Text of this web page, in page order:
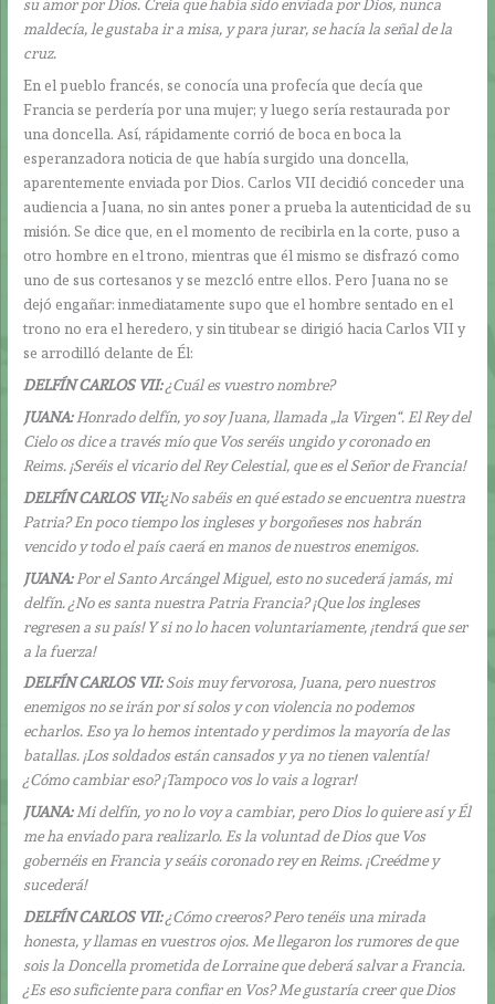
su amor por Dios. Creía que había sido enviada por Dios, nunca
maldecía, le gustaba ir a misa, y para jurar, se hacía la señal de la
cruz.
En el pueblo francés, se conocía una profecía que decía que
Francia se perdería por una mujer; y luego sería restaurada por
una doncella. Así, rápidamente corrió de boca en boca la
esperanzadora noticia de que había surgido una doncella,
aparentemente enviada por Dios. Carlos VII decidió conceder una
audiencia a Juana, no sin antes poner a prueba la autenticidad de su
misión. Se dice que, en el momento de recibirla en la corte, puso a
otro hombre en el trono, mientras que él mismo se disfrazó como
uno de sus cortesanos y se mezcló entre ellos. Pero Juana no se
dejó engañar: inmediatamente supo que el hombre sentado en el
trono no era el heredero, y sin titubear se dirigió hacia Carlos VII y
se arrodilló delante de Él:
DELFÍN CARLOS VII:¿Cuál es vuestro nombre?
JUANA:Honrado delfín, yo soy Juana, llamada „la Virgen“. El Rey del
Cielo os dice a través mío que Vos seréis ungido y coronado en
Reims. ¡Seréis el vicario del Rey Celestial, que es el Señor de Francia!
DELFÍN CARLOS VII:¿No sabéis en qué estado se encuentra nuestra
Patria? En poco tiempo los ingleses y borgoñeses nos habrán
vencido y todo el país caerá en manos de nuestros enemigos.
JUANA:Por el Santo Arcángel Miguel, esto no sucederá jamás, mi
delfín. ¿No es santa nuestra Patria Francia? ¡Que los ingleses
regresen a su país! Y si no lo hacen voluntariamente, ¡tendrá que ser
a la fuerza!
DELFÍN CARLOS VII:Sois muy fervorosa, Juana, pero nuestros
enemigos no se irán por sí solos y con violencia no podemos
echarlos. Eso ya lo hemos intentado y perdimos la mayoría de las
batallas. ¡Los soldados están cansados y ya no tienen valentía!
¿Cómo cambiar eso? ¡Tampoco vos lo vais a lograr!
JUANA:Mi delfín, yo no lo voy a cambiar, pero Dios lo quiere así y Él
me ha enviado para realizarlo. Es la voluntad de Dios que Vos
gobernéis en Francia y seáis coronado rey en Reims. ¡Creédme y
sucederá!
DELFÍN CARLOS VII:¿Cómo creeros? Pero tenéis una mirada
honesta, y llamas en vuestros ojos. Me llegaron los rumores de que
sois la Doncella prometida de Lorraine que deberá salvar a Francia.
¿Es eso suficiente para confiar en Vos? Me gustaría creer que Dios